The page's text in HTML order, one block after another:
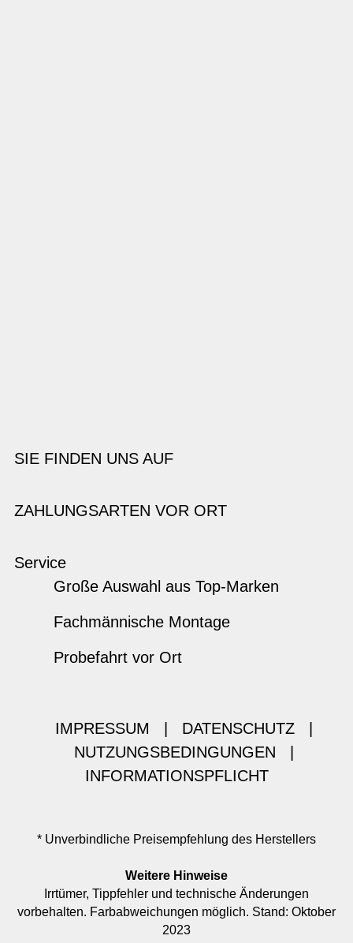
SIE FINDEN UNS AUF
ZAHLUNGSARTEN VOR ORT
Service
Große Auswahl aus Top-Marken
Fachmännische Montage
Probefahrt vor Ort
IMPRESSUM DATENSCHUTZ
NUTZUNGSBEDINGUNGEN
INFORMATIONSPFLICHT
* Unverbindliche Preisempfehlung des Herstellers
Weitere Hinweise
Irrtümer, Tippfehler und technische Änderungen
vorbehalten. Farbabweichungen möglich. Stand: Oktober
2023